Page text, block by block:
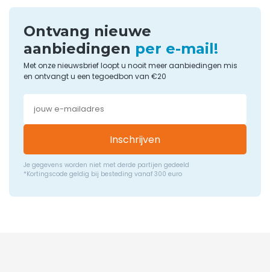
Ontvang nieuwe
aanbiedingen per e-mail!
Met onze nieuwsbrief loopt u nooit meer aanbiedingen mis
en ontvangt u een tegoedbon van €20
Inschrijven
Je gegevens worden niet met derde partijen gedeeld
*Kortingscode geldig bij besteding vanaf 300 euro